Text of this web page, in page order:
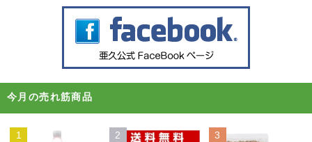
今月の売れ筋商品
1 2 3